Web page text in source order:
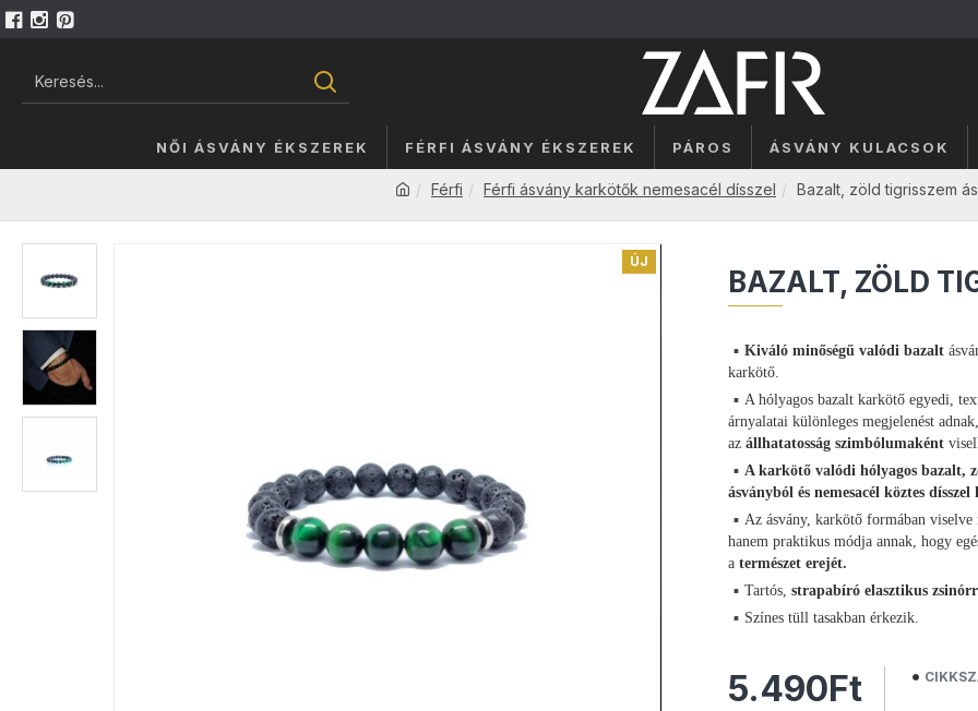
NŐI ÁSVÁNY ÉKSZEREK FÉRFI ÁSVÁNY ÉKSZEREK PÁROS ÁSVÁNY KULACSOK
Férfi Férfi ásvány karkötők nemesacél dísszel Bazalt, zöld tigrisszem
ÚJ
BAZALT, ZÖLD
Kiváló minőségű valódi bazalt
karkötő.
A hólyagos bazalt karkötő egyedi,
árnyalatai különleges megjelenést
az állhatatosság szimbólumaként
A karkötő valódi hólyagos bazalt,
ásványból és nemesacél köztes dísszel
Az ásvány, karkötő formában viselve
hanem praktikus módja annak, hogy
a természet erejét.
Tartós,strapabíró elasztikus
Színes tüll tasakban érkezik.
5.490Ft